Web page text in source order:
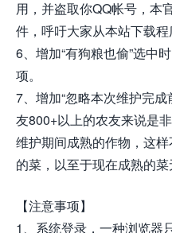
用，并盗取你QQ帐号，本
件，呼吁大家从本站下载程
6、增加“有狗粮也偷”选中
项。
7、增加“忽略本次维护完
友800+以上的农友来说是
维护期间成熟的作物，这
的菜，以至于现在成熟的菜
【注意事项】
1、系统登录，一种浏览器